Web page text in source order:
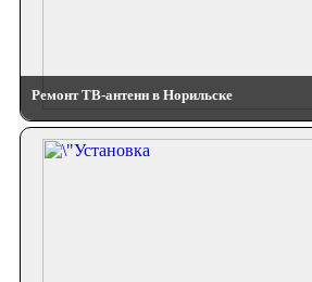
Ремонт ТВ-антенн в Норильске